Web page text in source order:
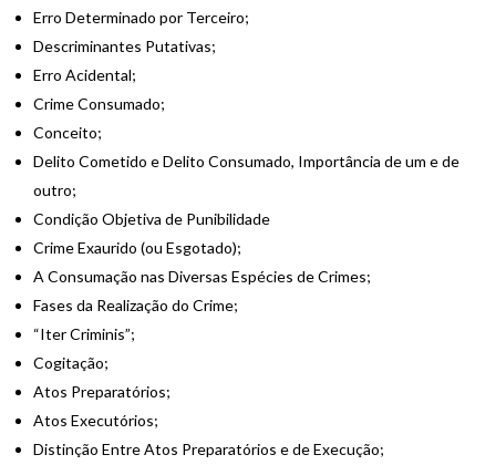
Erro Determinado por Terceiro;
Descriminantes Putativas;
Erro Acidental;
Crime Consumado;
Conceito;
Delito Cometido e Delito Consumado, Importância de um e de
outro;
Condição Objetiva de Punibilidade
Crime Exaurido (ou Esgotado);
A Consumação nas Diversas Espécies de Crimes;
Fases da Realização do Crime;
“Iter Criminis”;
Cogitação;
Atos Preparatórios;
Atos Executórios;
Distinção Entre Atos Preparatórios e de Execução;